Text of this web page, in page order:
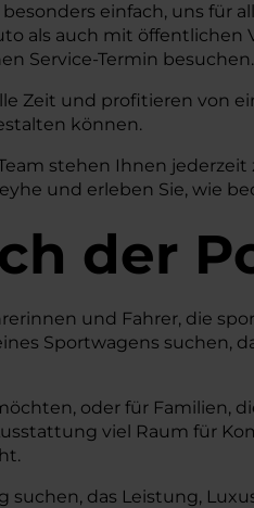
einfach, uns für
als auch mit
Service-Termin besuchen.
Zeit und profitieren von
können.
stehen Ihnen
und erleben Sie, wie
der
und Fahrer, die
Sportwagens
oder für Familien,
viel Raum für
suchen, das Leistung,